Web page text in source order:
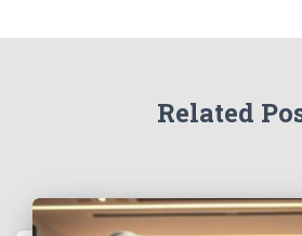
Related